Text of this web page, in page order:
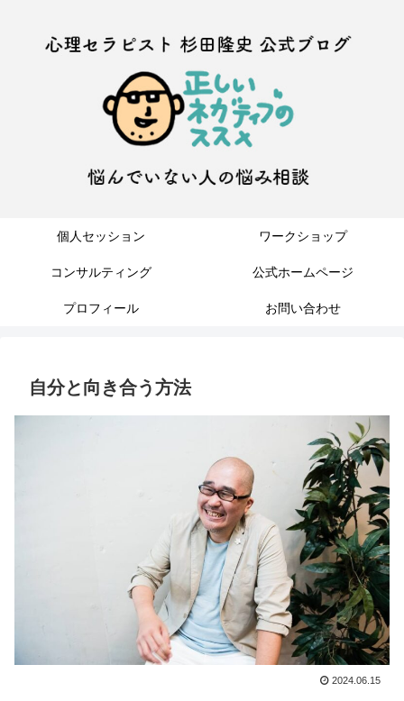
個人セッション ワークショップ
コンサルティング 公式ホームページ
プロフィール お問い合わせ
自分と向き合う方法
2024.06.15